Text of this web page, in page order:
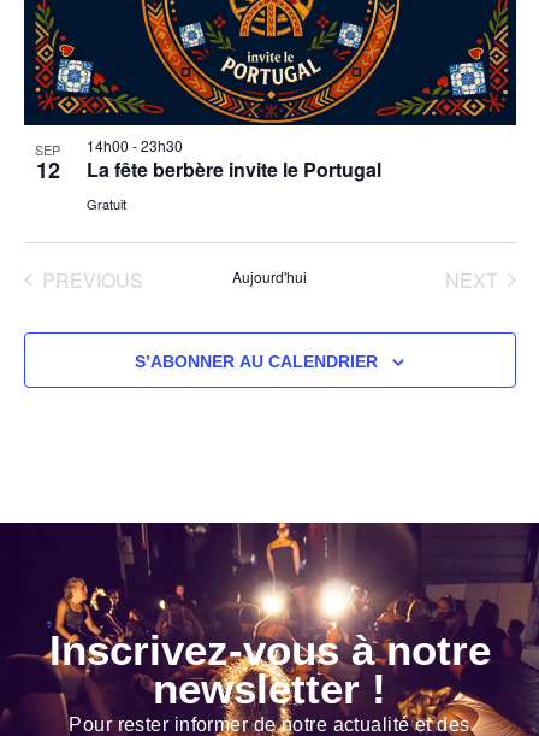
SEP
12
14h00 -23h30
La fête berbère invite le Portugal
Gratuit
PREVIOUSÉVÈNEMENTS
Aujourd'hui NEXT
S’ABONNER AU CALENDRIER
Inscrivez-vous à notre
newsletter !
Pour rester informer de notre actualité et des